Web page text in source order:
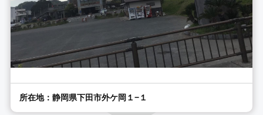
所在地：静岡県下田市外ケ岡１−１